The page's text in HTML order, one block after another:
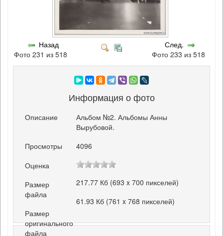
Назад
Фото 231 из 518
След.
Фото 233 из 518
Информация о фото
Описание
Альбом №2. Альбомы Анны
Вырубовой.
Просмотры
4096
Оценка
Размер
файла
217.77 Кб (693 x 700 пикселей)
Размер
оригинального
файла
61.93 Кб (761 x 768 пикселей)